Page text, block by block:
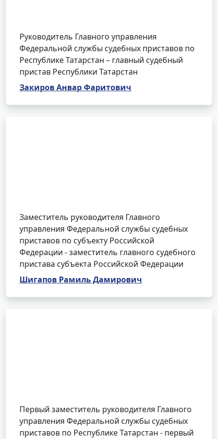
Руководитель Главного управления
Федеральной службы судебных приставов по
Республике Татарстан – главный судебный
пристав Республики Татарстан
Закиров Анвар Фаритович
Заместитель руководителя Главного
управления Федеральной службы судебных
приставов по субъекту Российской
Федерации - заместитель главного судебного
пристава субъекта Российской Федерации
Шигапов Рамиль Дамирович
Первый заместитель руководителя Главного
управления Федеральной службы судебных
приставов по Республике Татарстан - первый